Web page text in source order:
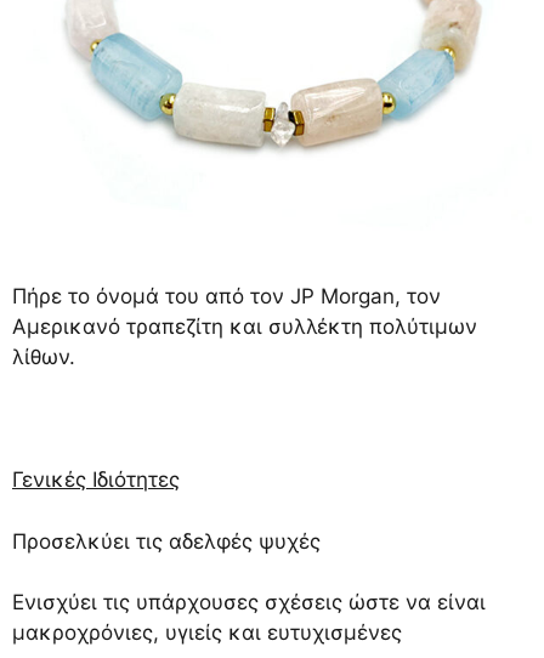
Πήρε το όνομά του από τον JP Morgan, τον
Αμερικανό τραπεζίτη και συλλέκτη πολύτιμων
λίθων.
Γενικές Ιδιότητες
Προσελκύει τις αδελφές ψυχές
Ενισχύει τις υπάρχουσες σχέσεις ώστε να είναι
μακροχρόνιες, υγιείς και ευτυχισμένες